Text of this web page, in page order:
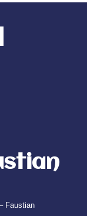
Faustian